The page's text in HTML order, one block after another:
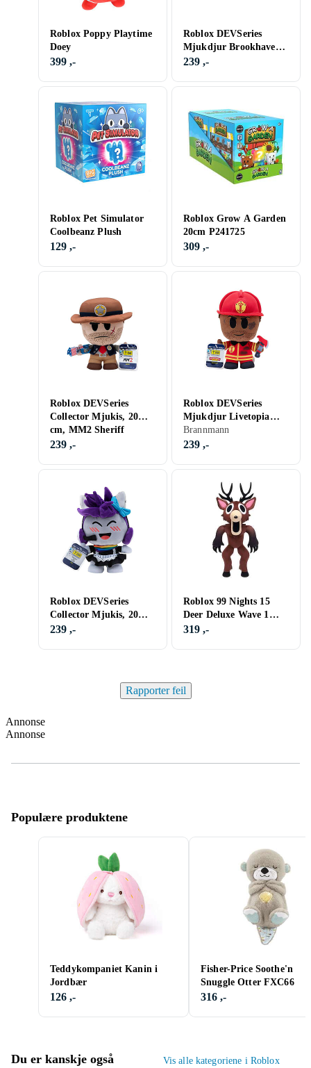
Roblox Poppy Playtime
Doey
399 ,-
Roblox DEVSeries
Mjukdjur Brookhaven
Chief Rotten 20cm
239 ,-
Roblox Pet Simulator
Coolbeanz Plush
129 ,-
Roblox Grow A Garden
20cm P241725
309 ,-
Roblox DEVSeries
Collector Mjukis, 20
cm, MM2 Sheriff
239 ,-
Roblox DEVSeries
Mjukdjur Livetopia
Firefighter
Brannmann
239 ,-
Roblox DEVSeries
Collector Mjukis, 20
cm, Tower of Hell Pyxl
239 ,-
Roblox 99 Nights 15
Deer Deluxe Wave 1
38cm (910500)
319 ,-
Rapporter feil
Annonse
Annonse
Populære produktene
Teddykompaniet Kanin i
Jordbær
126 ,-
Fisher-Price Soothe'n
Snuggle Otter FXC66
316 ,-
Du er kanskje også Vis alle kategoriene i Roblox